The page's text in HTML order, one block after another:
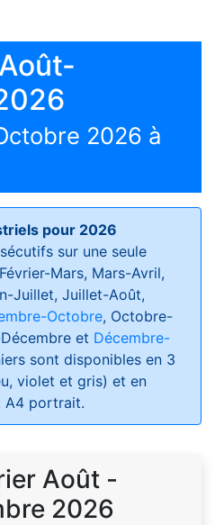
2026 à
pour 2026
sur une seule
Mars, Mars-Avril,
Juillet, Juillet-Août,
Octobre, Octobre-
et Décembre-
sont disponibles en 3
violet et gris) et en
A4 portrait.
Août -
2026